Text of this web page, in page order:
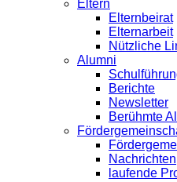
Eltern
Elternbeirat
Elternarbeit
Nützliche
Alumni
Berichte
Newsletter
Berühmte
Nachrichten
laufende